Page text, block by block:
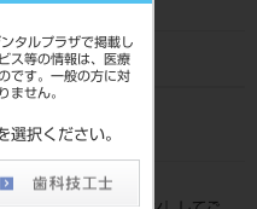
タルプラザで掲載し
ス等の情報は、医療
です。一般の方に対
ません。
選択ください。
204510671
標準価格